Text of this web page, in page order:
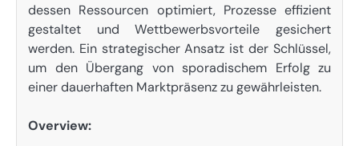
dessen Ressourcen optimiert, Prozesse effizient
gestaltet und Wettbewerbsvorteile gesichert
werden. Ein strategischer Ansatz ist der Schlüssel,
um den Übergang von sporadischem Erfolg zu
einer dauerhaften Marktpräsenz zu gewährleisten.
Overview: